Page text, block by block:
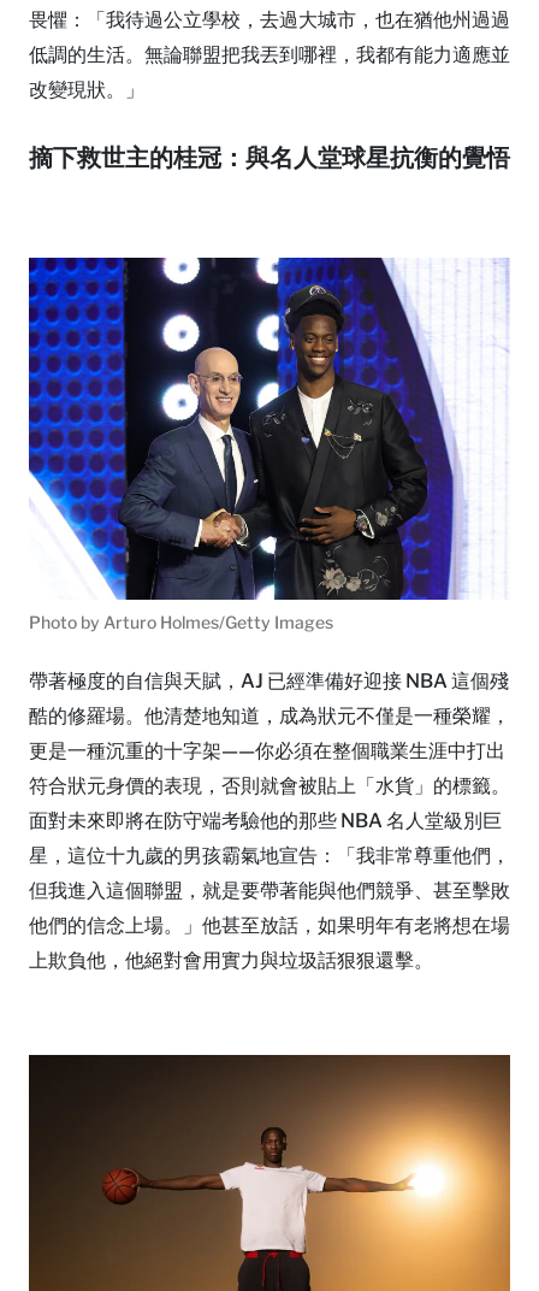
畏懼：「我待過公立學校，去過大城市，也在猶他州過過
低調的生活。無論聯盟把我丟到哪裡，我都有能力適應並
改變現狀。」
摘下救世主的桂冠：與名人堂球星抗衡的覺悟
Photo by Arturo Holmes/Getty Images
帶著極度的自信與天賦，AJ 已經準備好迎接 NBA 這個殘
酷的修羅場。他清楚地知道，成為狀元不僅是一種榮耀，
更是一種沉重的十字架——你必須在整個職業生涯中打出
符合狀元身價的表現，否則就會被貼上「水貨」的標籤。
面對未來即將在防守端考驗他的那些 NBA 名人堂級別巨
星，這位十九歲的男孩霸氣地宣告：「我非常尊重他們，
但我進入這個聯盟，就是要帶著能與他們競爭、甚至擊敗
他們的信念上場。」他甚至放話，如果明年有老將想在場
上欺負他，他絕對會用實力與垃圾話狠狠還擊。